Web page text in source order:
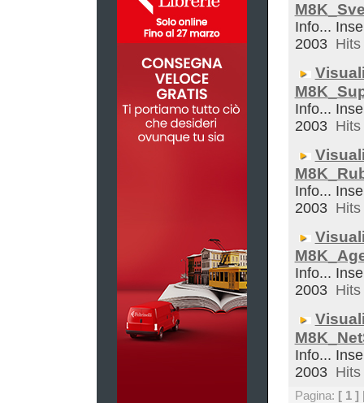
Info...
2003
Info...
2003
Info...
2003
Info...
2003
Info...
2003
Pagina: [ 1 ]